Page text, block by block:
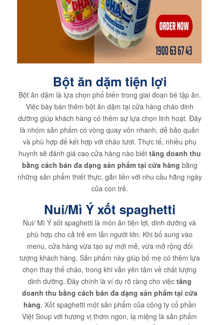
Bột ăn dặm tiện lợi
Bột ăn dặm là lựa chọn phổ biến trong giai đoạn bé tập ăn.
Việc bày bán thêm bột ăn dặm tại cửa hàng cháo dinh
dưỡng giúp khách hàng có thêm sự lựa chọn linh hoạt. Đây
là nhóm sản phẩm có vòng quay vốn nhanh, dễ bảo quản
và phù hợp để kết hợp với cháo tươi. Thực tế, nhiều phụ
huynh sẽ đánh giá cao cửa hàng nào biết tăng doanh thu
bằng cách bán đa dạng sản phẩm tại cửa hàng bằng
những sản phẩm thiết thực, gắn liền với nhu cầu hằng ngày
của con trẻ.
Nui/Mì Ý xốt spaghetti
Nui/ Mì Ý sốt spaghetti là món ăn tiện lợi, dinh dưỡng và
phù hợp cho cả trẻ em lẫn người lớn. Khi bổ sung vào
menu, cửa hàng vừa tạo sự mới mẻ, vừa mở rộng đối
tượng khách hàng. Sản phẩm này giúp bố mẹ có thêm lựa
chọn thay thế cháo, trong khi vẫn yên tâm về chất lượng
dinh dưỡng. Đây chính là ví dụ rõ ràng cho việc tăng
doanh thu bằng cách bán đa dạng sản phẩm tại cửa
hàng. Xốt spaghetti một sản phẩm của công ty cổ phần
Việt Soup với hương vị thơm ngon, lạ miệng là sản phẩm